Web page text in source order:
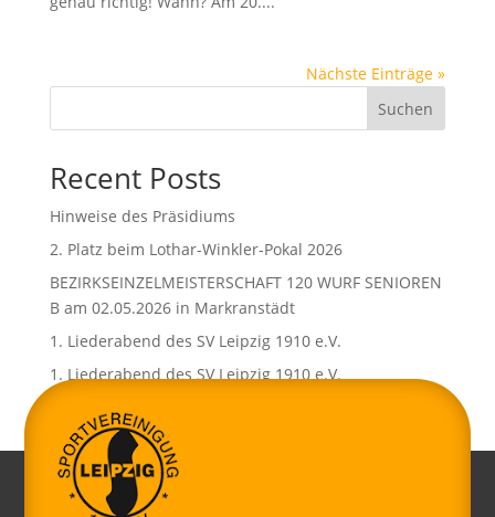
Nächste Einträge »
Suchen
Recent Posts
Hinweise des Präsidiums
2. Platz beim Lothar-Winkler-Pokal 2026
BEZIRKSEINZELMEISTERSCHAFT 120 WURF SENIOREN
B am 02.05.2026 in Markranstädt
1. Liederabend des SV Leipzig 1910 e.V.
1. Liederabend des SV Leipzig 1910 e.V.